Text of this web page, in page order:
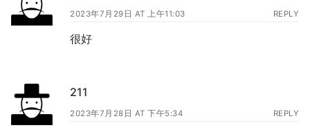
2023年7月29日 AT 上午11:03 REPLY
很好
211
2023年7月28日 AT 下午5:34 REPLY